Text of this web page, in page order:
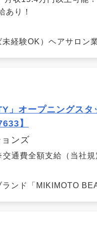
あり！
未経験OK）ヘアサロ
」オープニングスタ
】
ンズ
通費全額支給（当社規
ンド「MIKIMOTO